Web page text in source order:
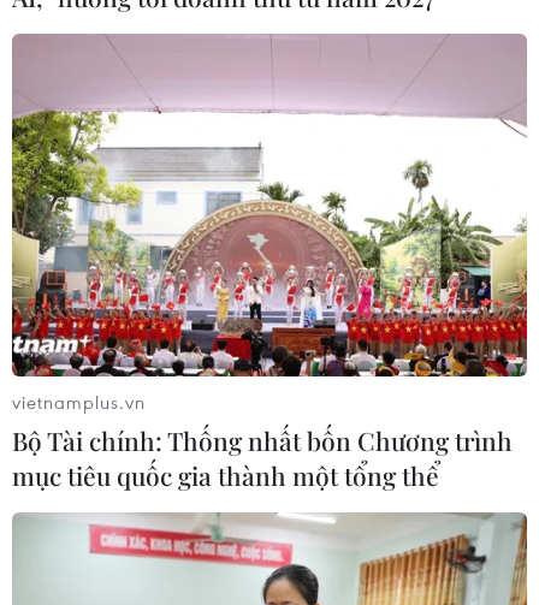
làm nửa vời. Cần hiểu sâu, hiểu đúng về công
tác dân vận chính quyền, đó là sự đồng thuận,
làm sao để mọi người cùng dốc sức, đồng lòng
thực hiện mục tiêu chung. Ở mỗi cơ quan đơn
vị, mỗi cấp chính quyền, người lãnh đạo phải tự
điều chỉnh phương pháp lãnh đạo phù hợp,
trước hết phải lãnh đạo bằng thuyết phục và
nêu gương. Đó chính là công tác dân vận tốt
nhất," Thủ tướng khẳng định./.
(TTXVN/Vietnam+)
vietnamplus.vn
Bộ Tài chính: Thống nhất bốn Chương trình
mục tiêu quốc gia thành một tổng thể